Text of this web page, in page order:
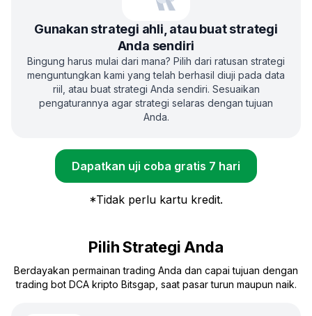
Gunakan strategi ahli, atau buat strategi
Anda sendiri
Bingung harus mulai dari mana? Pilih dari ratusan strategi
menguntungkan kami yang telah berhasil diuji pada data
riil, atau buat strategi Anda sendiri. Sesuaikan
pengaturannya agar strategi selaras dengan tujuan
Anda.
Dapatkan uji coba gratis 7 hari
*Tidak perlu kartu kredit.
Pilih Strategi Anda
Berdayakan permainan trading Anda dan capai tujuan dengan
trading bot DCA kripto Bitsgap, saat pasar turun maupun naik.